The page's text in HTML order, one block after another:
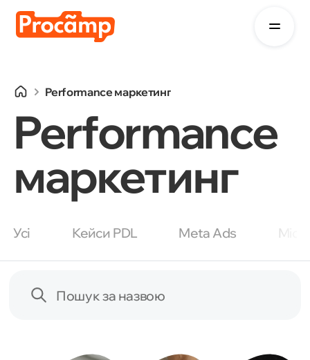
Performance маркетинг
Performance
маркетинг
Усі Кейси PDL Meta Ads
Пошук за назвою